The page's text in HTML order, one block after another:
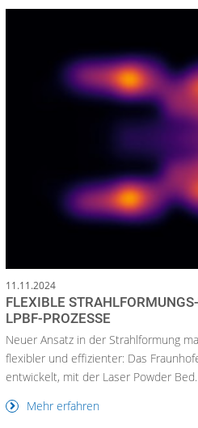
11.11.2024
FLEXIBLE
LPBF-PROZESSE
Neuer Ansatz in der Strahlformung
flexibler und effizienter: Das
entwickelt, mit der Laser Powder
Mehr erfahren